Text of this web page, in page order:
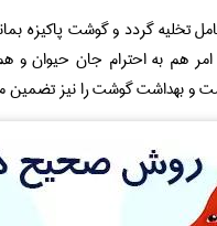
تخلیه گردد و گوشت پاکیزه
امر هم به احترام جان
و بهداشت گوشت را نیز تضمین